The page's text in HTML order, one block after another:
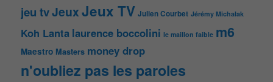
jeu tvJeuxJeux TV Julien Courbet Jérémy Michalak
Koh Lanta laurence boccolini le maillon faible m6
Maestro Masters money drop
n'oubliez pas les paroles